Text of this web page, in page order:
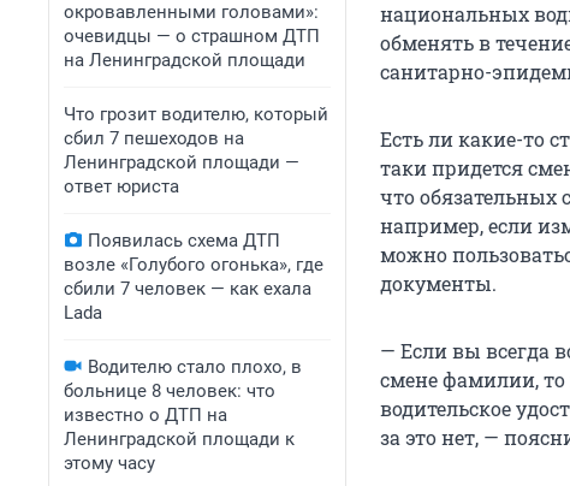
окровавленными головами»:
очевидцы — о страшном ДТП
на Ленинградской площади
Что грозит водителю, который
сбил 7 пешеходов на
Ленинградской площади —
ответ юриста
Появилась схема ДТП
возле «Голубого огонька», где
сбили 7 человек — как ехала
Lada
Водителю стало плохо, в
больнице 8 человек: что
известно о ДТП на
Ленинградской площади к
этому часу
национальных
обменять в
санитарно-
Есть ли какие-то
таки придется
что обязательных
например, если
можно
документы.
— Если вы всегда
смене фамилии, то
водительское
за это нет, —